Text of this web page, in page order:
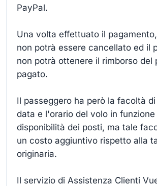
PayPal.
Una volta effettuato il
non potrà essere cancellato ed il
non potrà ottenere il rimborso del
pagato.
Il passeggero ha però la facoltà
data e l'orario del volo in funzione
disponibilità dei posti, ma tale
un costo aggiuntivo rispetto alla
originaria.
Il servizio di Assistenza Clienti